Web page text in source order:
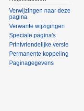
Verwijzingen naar deze
pagina
Verwante wijzigingen
Speciale pagina's
Printvriendelijke versie
Permanente koppeling
Paginagegevens